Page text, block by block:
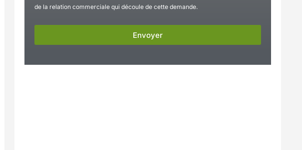
de la relation commerciale qui découle de cette demande.
Envoyer